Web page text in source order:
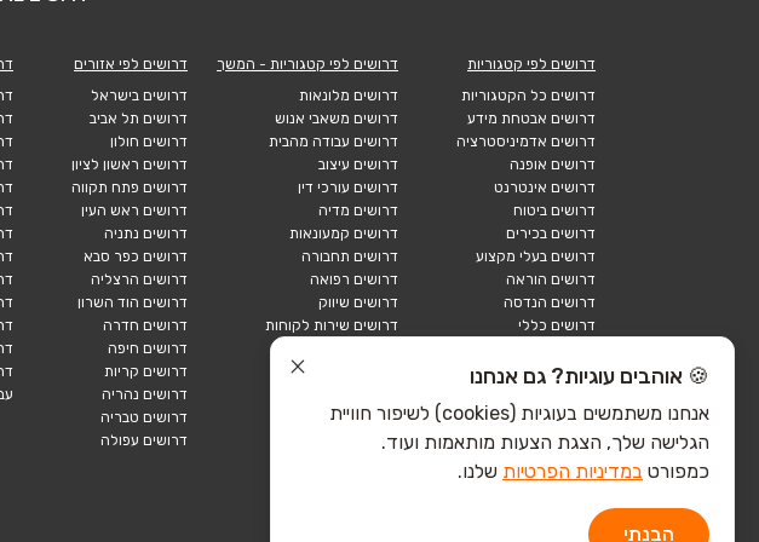
דרושים לפי קטגוריות
דרושים כל הקטגוריות
דרושים אבטחת מידע
דרושים אדמיניסטרציה
דרושים אופנה
דרושים אינטרנט
דרושים ביטוח
דרושים בכירים
דרושים בעלי מקצוע
דרושים הוראה
דרושים הנדסה
דרושים כללי
דרושים לוגיסטיקה
דרושים מכירות
הייטק חומרה
דרושים לפי קטגוריות - המשך
דרושים מלונאות
דרושים משאבי אנוש
דרושים עבודה מהבית
דרושים עיצוב
דרושים עורכי דין
דרושים מדיה
דרושים קמעונאות
דרושים תחבורה
דרושים רפואה
דרושים שיווק
דרושים שירות לקוחות
הייטק כללי
הייטק תוכנה
דרושים לפי אזורים
דרושים בישראל
דרושים תל אביב
דרושים חולון
דרושים ראשון לציון
דרושים פתח תקווה
דרושים ראש העין
דרושים נתניה
דרושים כפר סבא
דרושים הרצליה
דרושים הוד השרון
דרושים חדרה
דרושים חיפה
דרושים קריות
דרושים נהריה
דרושים טבריה
דרושים עפולה
🍪 אוהבים עוגיות? גם אנחנו
אנחנו משתמשים בעוגיות (cookies) לשיפור חוויית
הגלישה שלך, הצגת הצעות מותאמות ועוד.
כמפורט במדיניות הפרטיות שלנו.
הבנתי